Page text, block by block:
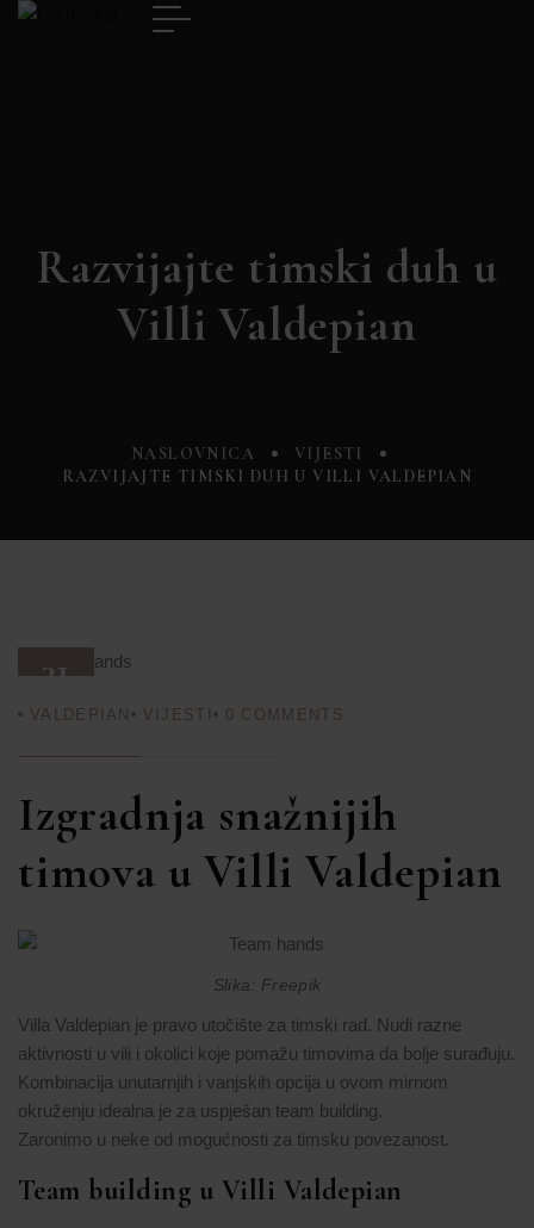
Razvijajte timski duh u
Villi Valdepian
NASLOVNICA
VIJESTI
RAZVIJAJTE TIMSKI DUH U VILLI VALDEPIAN
31
VALDEPIAN VIJESTI 0 COMMENTS
Izgradnja snažnijih
timova u Villi Valdepian
Slika: Freepik
Villa Valdepian je pravo utočište za timski rad. Nudi razne
aktivnosti u vili i okolici koje pomažu timovima da bolje surađuju.
Kombinacija unutarnjih i vanjskih opcija u ovom mirnom
okruženju idealna je za uspješan team building.
Zaronimo u neke od mogućnosti za timsku povezanost.
Team building u Villi Valdepian